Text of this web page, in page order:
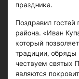
праздника.
Поздравил гостей
района. «Иван
который
традиции, обряды
чествуем святых
являются